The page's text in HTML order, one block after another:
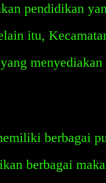
pendidikan
itu,
menyediakan
berbagai
berbagai